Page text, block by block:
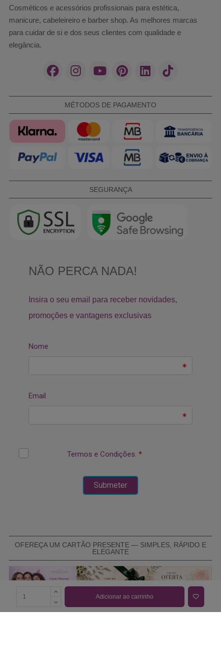
Adicionar ao carrinho
Cosméticos e acessórios profissionais para estética,
manicure, cabeleireiro e barber shop. As melhores marcas
para cuidar de si e dos seus clientes com qualidade e
elegância.
MÉTODOS DE PAGAMENTO
SEGURANÇA
OFEREÇA UM CARTÃO PRESENTE — SIMPLES, RÁPIDO E
ELEGANTE